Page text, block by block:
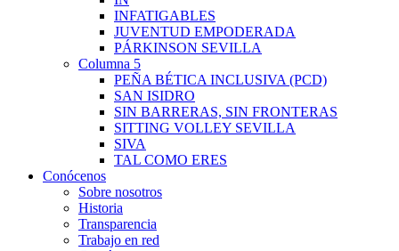
INFATIGABLES
JUVENTUD EMPODERADA
PÁRKINSON SEVILLA
Columna 5
PEÑA BÉTICA INCLUSIVA (PCD)
SAN ISIDRO
SIN BARRERAS, SIN FRONTERAS
SITTING VOLLEY SEVILLA
SIVA
TAL COMO ERES
Conócenos
Sobre nosotros
Historia
Transparencia
Trabajo en red